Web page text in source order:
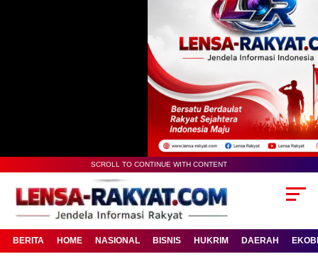
SCROLL TO CONTINUE WITH CONTENT
BERITA HOME NASIONAL BISNIS HUKRIM DAERAH